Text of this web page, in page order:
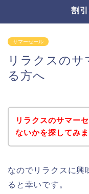
割
サマーセール
リラクスのサ
る方へ
リラクスのサマー
ないかを探してみ
なのでリラクスに興
ると幸いです。